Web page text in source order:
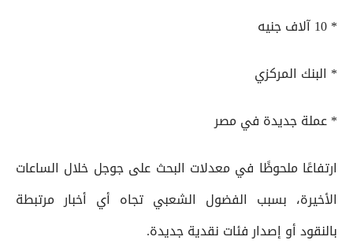
* 10 آلاف جنيه
* البنك المركزي
* عملة جديدة في مصر
ارتفاعًا ملحوظًا في معدلات البحث على جوجل خلال الساعات
الأخيرة، بسبب الفضول الشعبي تجاه أي أخبار مرتبطة
بالنقود أو إصدار فئات نقدية جديدة.